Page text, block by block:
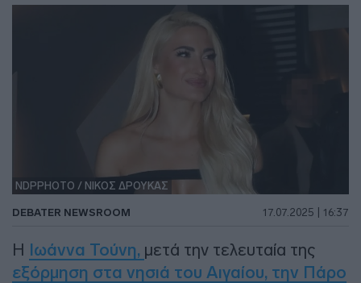
NDPPHOTO / ΝΙΚΟΣ ΔΡΟΥΚΑΣ
DEBATER NEWSROOM 17.07.2025 | 16:37
Η Ιωάννα Τούνη, μετά την τελευταία της
εξόρμηση στα νησιά του Αιγαίου, την Πάρο